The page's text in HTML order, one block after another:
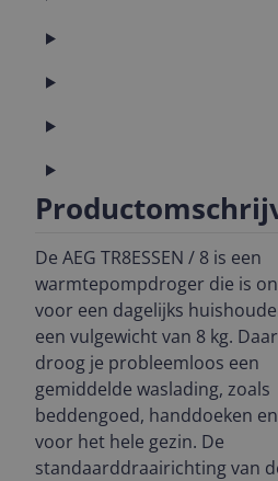
De AEG TR8ESSEN / 8 is een
warmtepompdroger die is
voor een dagelijks
een vulgewicht van 8 kg.
droog je probleemloos een
gemiddelde waslading, zoals
beddengoed, handdoeken
voor het hele gezin. De
standaarddraairichting van